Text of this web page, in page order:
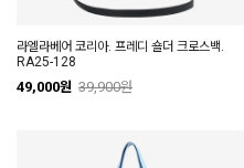
라엘라베어 코리아. 프레디 숄더 크로스백.
RA25-128
49,000원 39,900원